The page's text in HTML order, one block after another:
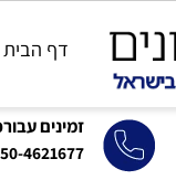
זמינים עבורכם
050-4621677
דף הבית